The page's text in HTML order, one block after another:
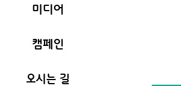
미디어
캠페인
오시는 길